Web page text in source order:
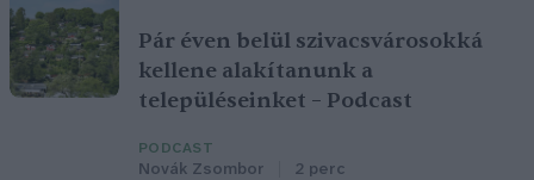
Pár éven belül szivacsvárosokká
kellene alakítanunk a
településeinket – Podcast
PODCAST
Novák Zsombor 2 perc